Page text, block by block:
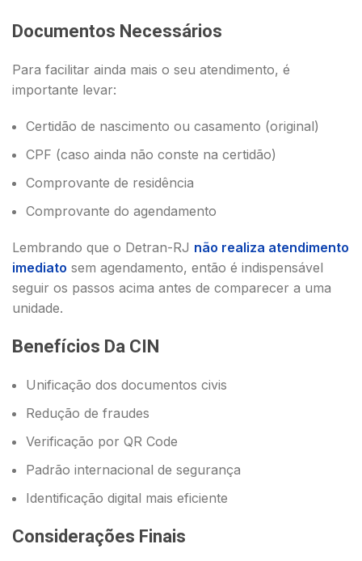
Documentos Necessários
Para facilitar ainda mais o seu atendimento, é
importante levar:
Certidão de nascimento ou casamento (original)
CPF (caso ainda não conste na certidão)
Comprovante de residência
Comprovante do agendamento
Lembrando que o Detran-RJ não realiza atendimento
imediato sem agendamento, então é indispensável
seguir os passos acima antes de comparecer a uma
unidade.
Benefícios Da CIN
Unificação dos documentos civis
Redução de fraudes
Verificação por QR Code
Padrão internacional de segurança
Identificação digital mais eficiente
Considerações Finais